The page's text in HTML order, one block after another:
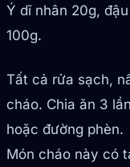
Ý dĩ nhân 20g,
100g.
Tất cả rửa sạch,
cháo. Chia ăn 3
hoặc đường phèn.
Món cháo này có